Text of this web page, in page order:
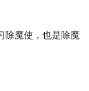
除魔使，也是除魔